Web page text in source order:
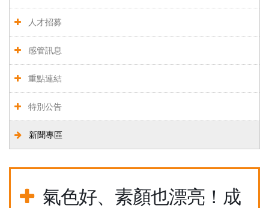
人才招募
感管訊息
重點連結
特別公告
新聞專區
氣色好、素顏也漂亮！成